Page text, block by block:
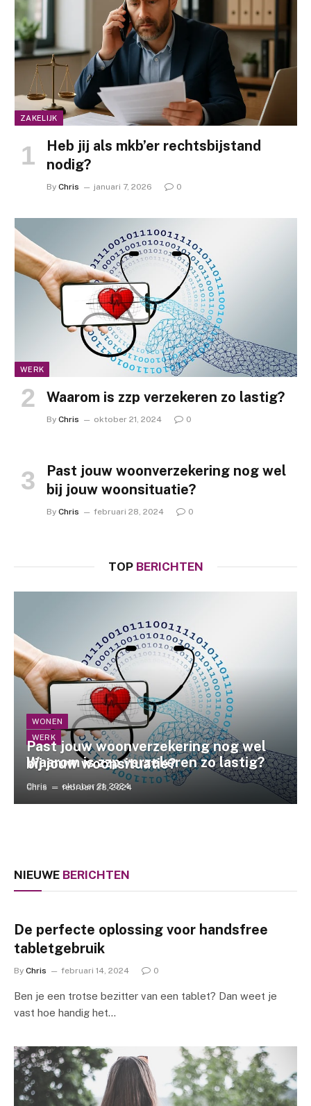
ZAKELIJK
Heb jij als mkb’er rechtsbijstand
nodig?
By Chris januari 7, 2026 0
WERK
Waarom is zzp verzekeren zo lastig?
By Chris oktober 21, 2024 0
Past jouw woonverzekering nog wel
bij jouw woonsituatie?
By Chris februari 28, 2024 0
TOPBERICHTEN
WERK
Waarom is zzp verzekeren zo lastig?
Chris oktober 21, 2024
WONEN
Past jouw woonverzekering nog wel
bij jouw woonsituatie?
Chris februari 28, 2024
NIEUWE BERICHTEN
De perfecte oplossing voor handsfree
tabletgebruik
By Chris februari 14, 2024 0
Ben je een trotse bezitter van een tablet? Dan weet je
vast hoe handig het…